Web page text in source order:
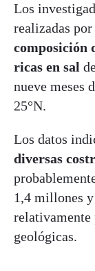
Los
realizadas
composición
ricas en sal
nueve meses
25°N.
Los datos
diversas
1,4 millones y
relativamente
geológicas.